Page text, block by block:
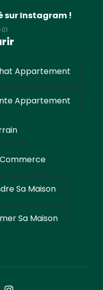
sur Instagram !
Appartement
Appartement
Sa Maison
Sa Maison